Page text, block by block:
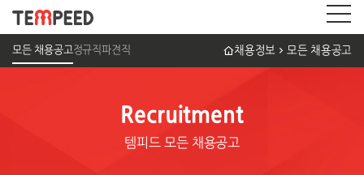
모든 채용공고정규직파견직 채용정보 모든 채용공고
Recruitment
템피드 모든 채용공고